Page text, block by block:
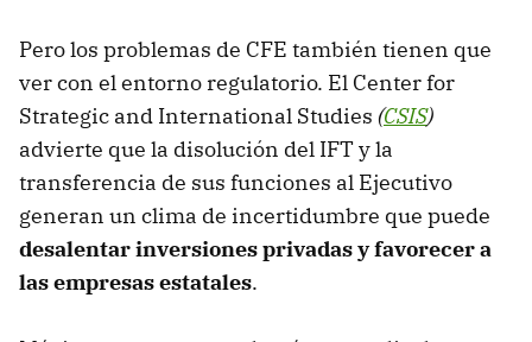
Pero los problemas de CFE también tienen que
ver con el entorno regulatorio. El Center for
Strategic and International Studies (CSIS)
advierte que la disolución del IFT y la
transferencia de sus funciones al Ejecutivo
generan un clima de incertidumbre que puede
desalentar inversiones privadas y favorecer a
las empresas estatales.